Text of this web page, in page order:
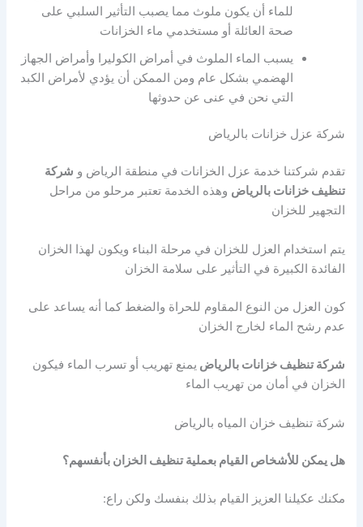
للماء أن يكون ملوث مما يصبب التأثير السلبي على
صحة العائلة أو مستخدمي ماء الخزانات
يسبب الماء الملوث في أمراض الكوليرا وأمراض الجهاز
الهضمي بشكل عام ومن الممكن أن يؤدي لأمراض الكبد
التي نحن في عنى عن حدوثها
شركة عزل خزانات بالرياض
تقدم شركتنا خدمة عزل الخزانات في منطقة الرياض و شركة
تنظيف خزانات بالرياض وهذه الخدمة تعتبر مرحلو من مراحل
التجهير للخزان
يتم استخدام العزل للخزان في مرحلة البناء ويكون لهذا الخزان
الفائدة الكبيرة في التأثير على سلامة الخزان
كون العزل من النوع المقاوم للحراة والضغط كما أنه يساعد على
عدم رشح الماء لخارج الخزان
شركة تنظيف خزانات بالرياض يمنع تهريب أو تسرب الماء فيكون
الخزان في أمان من تهريب الماء
شركة تنظيف خزان المياه بالرياض
هل يمكن للأشخاص القيام بعملية تنظيف الخزان بأنفسهم؟
مكنك عكيلنا العزيز القيام بذلك بنفسك ولكن راع: